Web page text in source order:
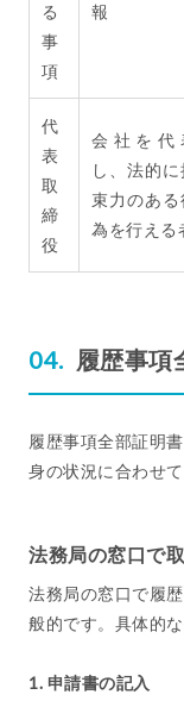
る
事
項
報
代
表
取
締
役
会社を代
し、法的に
束力のある
為を行える
履歴事項
履歴事項全部証明
身の状況に合わせ
法務局の窓口で
法務局の窓口で履
般的です。具体的
1. 申請書の記入